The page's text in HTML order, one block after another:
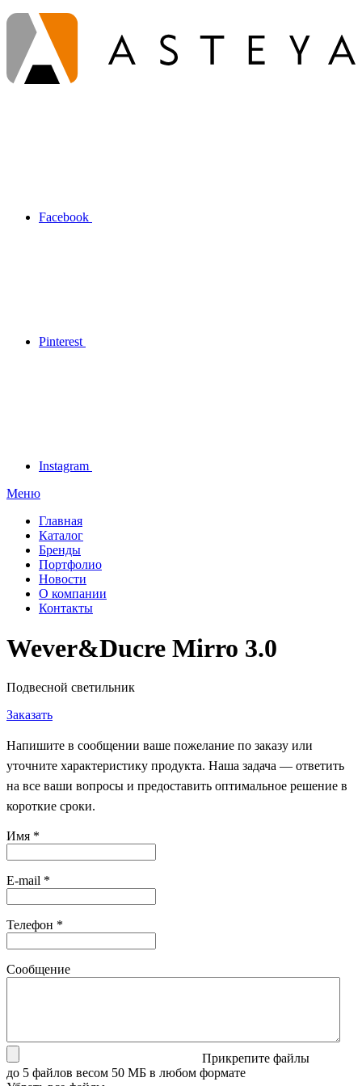
Facebook
Pinterest
Instagram
Меню
Главная
Каталог
Бренды
Портфолио
Новости
О компании
Контакты
Wever&Ducre Mirro 3.0
Подвесной светильник
Заказать
Напишите в сообщении ваше пожелание по заказу или
уточните характеристику продукта. Наша задача — ответить
на все ваши вопросы и предоставить оптимальное решение в
короткие сроки.
Имя *
E-mail *
Телефон *
Сообщение
Прикрепите файлы
до 5 файлов весом 50 МБ в любом формате